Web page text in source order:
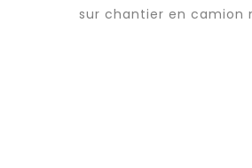
sur chantier en camion